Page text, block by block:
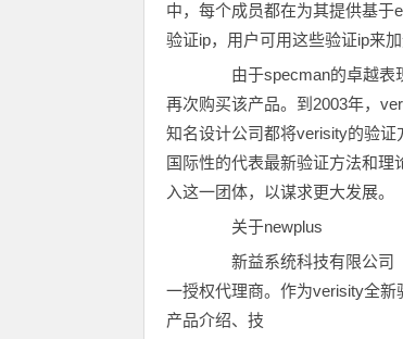
中，每个成员都在为其提供基于
验证ip，用户可用这些验证ip来加
由于specman的卓越表现
再次购买该产品。到2003年，
知名设计公司都将verisity的验
国际性的代表最新验证方法和
入这一团体，以谋求更大发展。
关于newplus
新益系统科技有限公司（
一授权代理商。作为verisity全
产品介绍、技